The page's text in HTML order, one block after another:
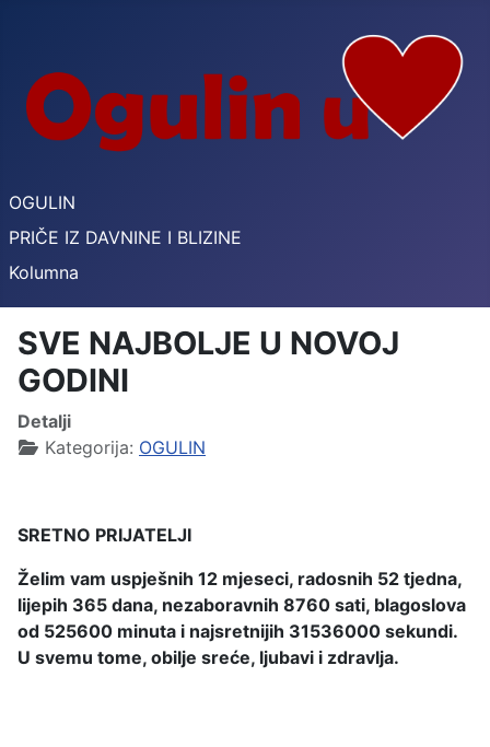
OGULIN
PRIČE IZ DAVNINE I BLIZINE
Kolumna
SVE NAJBOLJE U NOVOJ
GODINI
Detalji
Kategorija: OGULIN
SRETNO PRIJATELJI
Želim vam uspješnih 12 mjeseci, radosnih 52 tjedna,
lijepih 365 dana, nezaboravnih 8760 sati, blagoslova
od 525600 minuta i najsretnijih 31536000 sekundi.
U svemu tome, obilje sreće, ljubavi i zdravlja.